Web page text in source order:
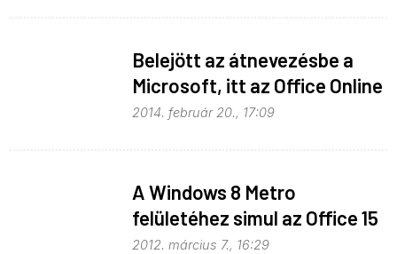
Belejött az átnevezésbe a
Microsoft, itt az Office Online
2014. február 20., 17:09
A Windows 8 Metro
felületéhez simul az Office 15
is
2012. március 7., 16:29